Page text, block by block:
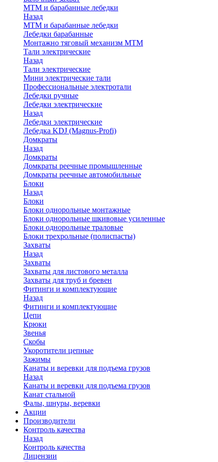
МТМ и барабанные лебедки
Назад
МТМ и барабанные лебедки
Лебедки барабанные
Монтажно тяговый механизм МТМ
Тали электрические
Назад
Тали электрические
Мини электрические тали
Профессиональные электротали
Лебедки ручные
Лебедки электрические
Назад
Лебедки электрические
Лебедка KDJ (Magnus-Profi)
Домкраты
Назад
Домкраты
Домкраты реечные промышленные
Домкраты реечные автомобильные
Блоки
Назад
Блоки
Блоки однорольные монтажные
Блоки однорольные шкивовые усиленные
Блоки однорольные траловые
Блоки трехрольные (полиспасты)
Захваты
Назад
Захваты
Захваты для листового металла
Захваты для труб и бревен
Фитинги и комплектующие
Назад
Фитинги и комплектующие
Цепи
Крюки
Звенья
Скобы
Укоротители цепные
Зажимы
Канаты и веревки для подъема грузов
Назад
Канаты и веревки для подъема грузов
Канат стальной
Фалы, шнуры, веревки
Акции
Производители
Контроль качества
Назад
Контроль качества
Лицензии